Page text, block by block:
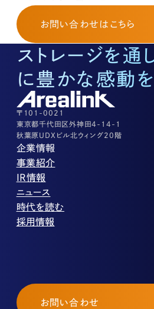
お申し込み・お問い合わせ
03-3526-8568
土地活用に関するお問い合わせ
03-3526-8574
底地に関するお問い合わせ
03-3526-8572
株式に関するお問い合わせ
03-3526-8556
その他上記に当てはまらない案
03-3526-8556
お問い合わせ はこちら
ストレージを通
に豊かな感動を
〒101-0021
東京都千代田区外神田4-14-1
秋葉原UDXビル北ウィング20階
企業情報
代表メッセージ
企業理念
会社概要
役員紹介
沿革
コーポレートガバナンス
事業紹介
ストレージ事業
パートナー制度
ストレージライフ
土地権利整備事業
オフィス事業
アセット事業
IR情報
IRカレンダー
中期経営計画
事業等のリスク
株式・株主情報
個人投資家の皆様へ
ニュース
PR
IR
時代を読む
投稿一覧
採用情報
採用エントリー
お問い合わせ